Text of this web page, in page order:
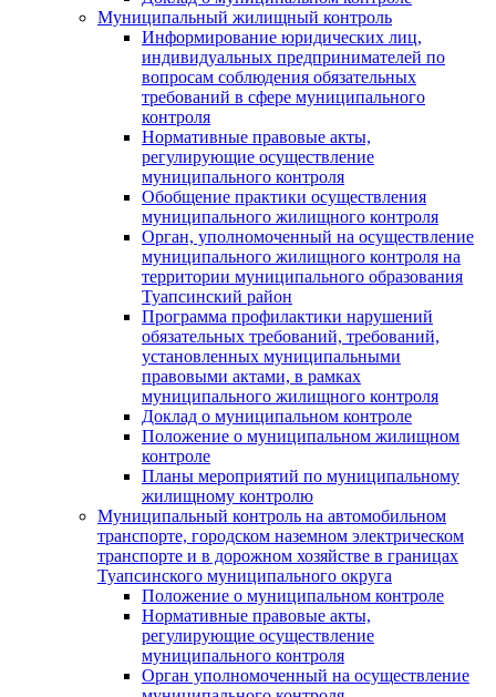
Муниципальный жилищный контроль
Информирование юридических лиц,
индивидуальных предпринимателей по
вопросам соблюдения обязательных
требований в сфере муниципального
контроля
Нормативные правовые акты,
регулирующие осуществление
муниципального контроля
Обобщение практики осуществления
муниципального жилищного контроля
Орган, уполномоченный на осуществление
муниципального жилищного контроля на
территории муниципального образования
Туапсинский район
Программа профилактики нарушений
обязательных требований, требований,
установленных муниципальными
правовыми актами, в рамках
муниципального жилищного контроля
Доклад о муниципальном контроле
Положение о муниципальном жилищном
контроле
Планы мероприятий по муниципальному
жилищному контролю
Муниципальный контроль на автомобильном
транспорте, городском наземном электрическом
транспорте и в дорожном хозяйстве в границах
Туапсинского муниципального округа
Положение о муниципальном контроле
Нормативные правовые акты,
регулирующие осуществление
муниципального контроля
Орган уполномоченный на осуществление